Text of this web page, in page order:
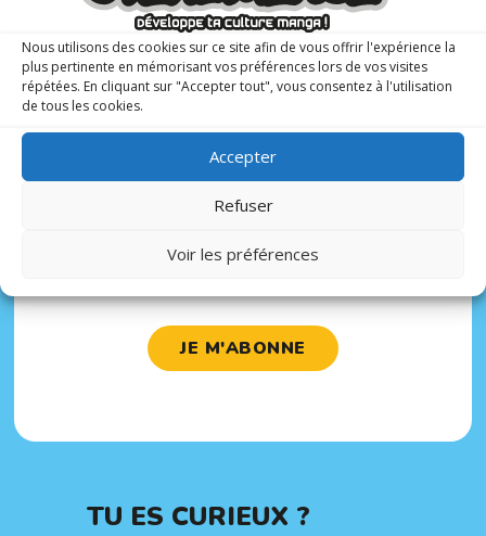
Nous utilisons des cookies sur ce site afin de vous offrir l'expérience la
plus pertinente en mémorisant vos préférences lors de vos visites
répétées. En cliquant sur "Accepter tout", vous consentez à l'utilisation
de tous les cookies.
Accepter
Refuser
Voir les préférences
Ce magazine bimestriel propose aussi un espace
tutoriels (dessins, calligraphie, recettes de cuisine…)
C’est toute la
des adolescents (entre 10 et 17 ans) dans un magazine
à la fois ludique et éducatif du magazine
lancé en 2020.
JE M'ABONNE
TU ES CURIEUX ?